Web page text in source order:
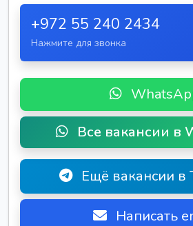
+972 55 240 2434
Нажмите для звонка
Все вакансии в
Ещё вакансии в
Написать